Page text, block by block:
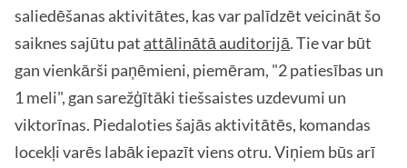
saliedēšanas aktivitātes, kas var palīdzēt veicināt šo
saiknes sajūtu pat attālinātā auditorijā. Tie var būt
gan vienkārši paņēmieni, piemēram, "2 patiesības un
1 meli", gan sarežģītāki tiešsaistes uzdevumi un
viktorīnas. Piedaloties šajās aktivitātēs, komandas
locekļi varēs labāk iepazīt viens otru. Viņiem būs arī